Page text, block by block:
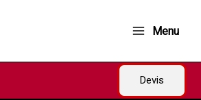
Menu
Devis